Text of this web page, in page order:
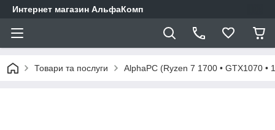
Интернет магазин АльфаКомп
Товари та послуги AlphaPC (Ryzen 7 1700 • GTX1070 •